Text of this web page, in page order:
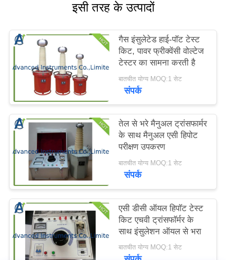
अनुरोध
करें
साइटमैप
PRIVACY
POLICY
इसी तरह के उत्पादों
गैस इंसुलेटेड हाई-पॉट टेस्ट
किट, पावर फ्रीक्वेंसी वोल्टेज
टेस्टर का सामना करती है
बातचीत योग्य MOQ:1 सेट
संपर्क
तेल से भरे मैनुअल ट्रांसफार्मर
के साथ मैनुअल एसी हिपोट
परीक्षण उपकरण
बातचीत योग्य MOQ:1 सेट
संपर्क
एसी डीसी ऑयल हिपॉट टेस्ट
किट एचवी ट्रांसफॉर्मर के
साथ इंसुलेशन ऑयल से भरा
बातचीत योग्य MOQ:1 सेट